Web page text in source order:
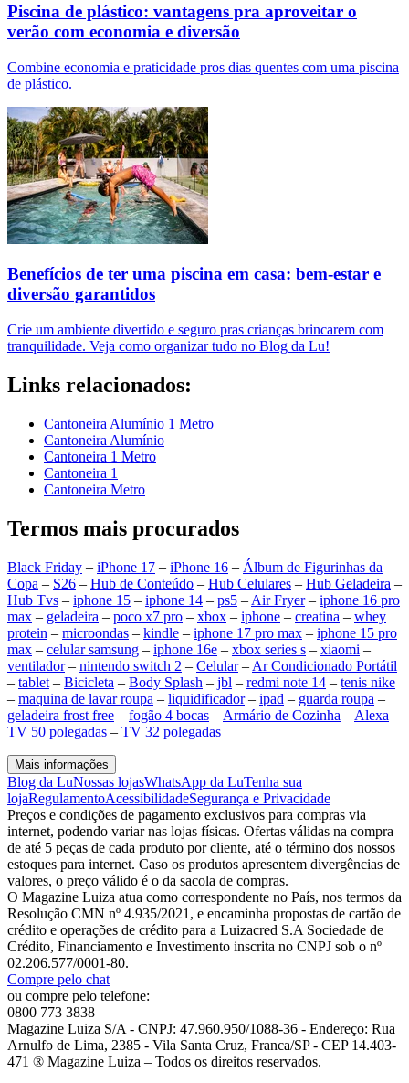
Piscina de plástico: vantagens pra aproveitar o
verão com economia e diversão
Combine economia e praticidade pros dias quentes com uma piscina
de plástico.
Benefícios de ter uma piscina em casa: bem-estar e
diversão garantidos
Crie um ambiente divertido e seguro pras crianças brincarem com
tranquilidade. Veja como organizar tudo no Blog da Lu!
Links relacionados:
Cantoneira Alumínio 1 Metro
Cantoneira Alumínio
Cantoneira 1 Metro
Cantoneira 1
Cantoneira Metro
Termos mais procurados
Black Friday – iPhone 17 – iPhone 16 – Álbum de Figurinhas da
Copa – S26 – Hub de Conteúdo – Hub Celulares – Hub Geladeira –
Hub Tvs – iphone 15 – iphone 14 – ps5 – Air Fryer– iphone 16 pro
max – geladeira – poco x7 pro – xbox – iphone – creatina – whey
protein – microondas – kindle – iphone 17 pro max – iphone 15 pro
max – celular samsung – iphone 16e – xbox series s – xiaomi –
ventilador– nintendo switch 2 – Celular– Ar Condicionado Portátil
– tablet – Bicicleta – Body Splash – jbl – redmi note 14 – tenis nike
– maquina de lavar roupa – liquidificador– ipad – guarda roupa –
geladeira frost free – fogão 4 bocas – Armário de Cozinha – Alexa –
TV 50 polegadas – TV 32 polegadas
Mais informações
Blog da LuNossas lojasWhatsApp da LuTenha sua
lojaRegulamentoAcessibilidadeSegurança e Privacidade
Preços e condições de pagamento exclusivos para compras via
internet, podendo variar nas lojas físicas. Ofertas válidas na compra
de até 5 peças de cada produto por cliente, até o término dos nossos
estoques para internet. Caso os produtos apresentem divergências de
valores, o preço válido é o da sacola de compras.
O Magazine Luiza atua como correspondente no País, nos termos da
Resolução CMN nº 4.935/2021, e encaminha propostas de cartão de
crédito e operações de crédito para a Luizacred S.A Sociedade de
Crédito, Financiamento e Investimento inscrita no CNPJ sob o nº
02.206.577/0001-80.
Compre pelo chat
ou compre pelo telefone:
0800 773 3838
Magazine Luiza S/A - CNPJ: 47.960.950/1088-36 - Endereço: Rua
Arnulfo de Lima, 2385 - Vila Santa Cruz, Franca/SP - CEP 14.403-
471 ® Magazine Luiza – Todos os direitos reservados.